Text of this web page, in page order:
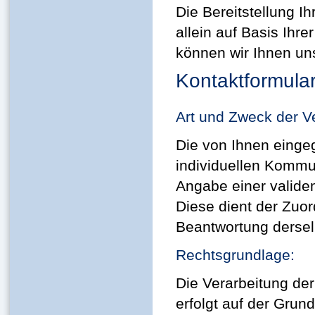
Die Bereitstellung
allein auf Basis
können wir Ihnen
Art und Zweck der
Die von Ihnen
individuellen
Angabe einer
Diese dient der
Beantwortung
Rechtsgrundlage:
Die Verarbeitung
erfolgt auf der